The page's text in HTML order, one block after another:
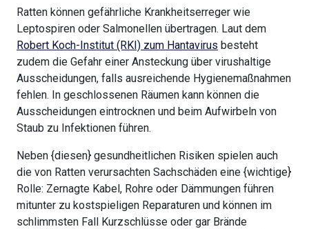
Ratten können gefährliche Krankheitserreger wie
Leptospiren oder Salmonellen übertragen. Laut dem
Robert Koch-Institut (RKI) zum Hantavirus besteht
zudem die Gefahr einer Ansteckung über virushaltige
Ausscheidungen, falls ausreichende Hygienemaßnahmen
fehlen. In geschlossenen Räumen kann können die
Ausscheidungen eintrocknen und beim Aufwirbeln von
Staub zu Infektionen führen.
Neben {diesen} gesundheitlichen Risiken spielen auch
die von Ratten verursachten Sachschäden eine {wichtige}
Rolle: Zernagte Kabel, Rohre oder Dämmungen führen
mitunter zu kostspieligen Reparaturen und können im
schlimmsten Fall Kurzschlüsse oder gar Brände